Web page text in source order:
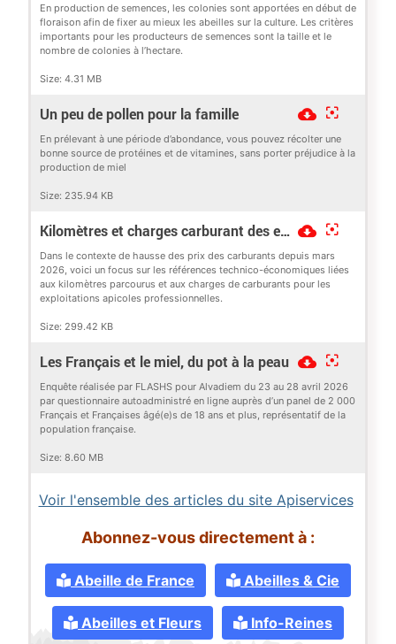
En production de semences, les colonies sont apportées en début de
floraison afin de fixer au mieux les abeilles sur la culture. Les critères
importants pour les producteurs de semences sont la taille et le
nombre de colonies à l’hectare.
Size: 4.31 MB
Un peu de pollen pour la famille
En prélevant à une période d’abondance, vous pouvez récolter une
bonne source de protéines et de vitamines, sans porter préjudice à la
production de miel
Size: 235.94 KB
Kilomètres et charges carburant des exploitations apicoles professionnelles
Dans le contexte de hausse des prix des carburants depuis mars
2026, voici un focus sur les références technico-économiques liées
aux kilomètres parcourus et aux charges de carburants pour les
exploitations apicoles professionnelles.
Size: 299.42 KB
Les Français et le miel, du pot à la peau
Enquête réalisée par FLASHS pour Alvadiem du 23 au 28 avril 2026
par questionnaire autoadministré en ligne auprès d’un panel de 2 000
Français et Françaises âgé(e)s de 18 ans et plus, représentatif de la
population française.
Size: 8.60 MB
Voir l'ensemble des articles du site Apiservices
Abonnez-vous directement à :
Abeille de France Abeilles & Cie
Abeilles et Fleurs Info-Reines